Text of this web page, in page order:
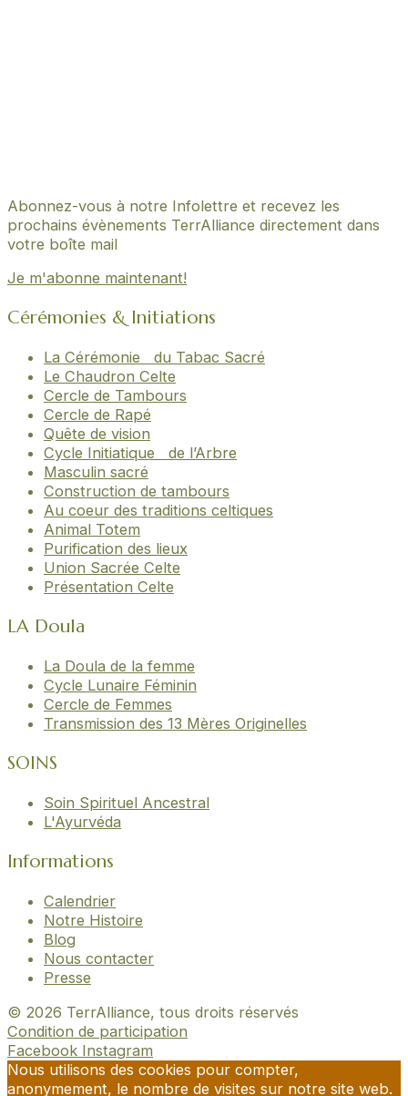
Abonnez-vous à notre Infolettre et recevez les
prochains évènements TerrAlliance directement dans
votre boîte mail
Je m'abonne maintenant!
Cérémonies & Initiations
La Cérémonie du Tabac Sacré
Le Chaudron Celte
Cercle de Tambours
Cercle de Rapé
Quête de vision
Cycle Initiatique de l’Arbre
Masculin sacré
Construction de tambours
Au coeur des traditions celtiques
Animal Totem
Purification des lieux
Union Sacrée Celte
Présentation Celte
LA Doula
La Doula de la femme
Cycle Lunaire Féminin
Cercle de Femmes
Transmission des 13 Mères Originelles
SOINS
Soin Spirituel Ancestral
L'Ayurvéda
Informations
Calendrier
Notre Histoire
Blog
Nous contacter
Presse
© 2026 TerrAlliance, tous droits réservés
Condition de participation
Facebook Instagram
Nous utilisons des cookies pour compter,
anonymement, le nombre de visites sur notre site web.